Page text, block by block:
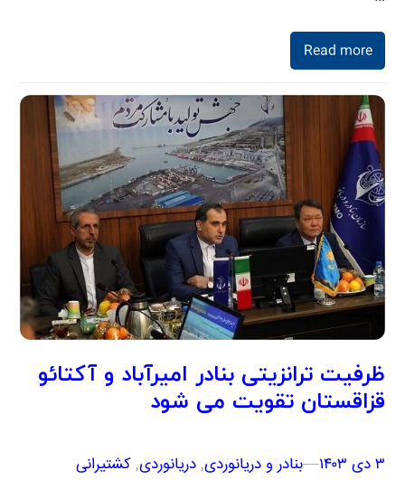
Read more
ظرفیت ترانزیتی بنادر امیرآباد و آکتائو
قزاقستان تقویت می شود
۳ دی ۱۴۰۳ –
–بنادر و دریانوردی, دریانوردی, کشتیرانی